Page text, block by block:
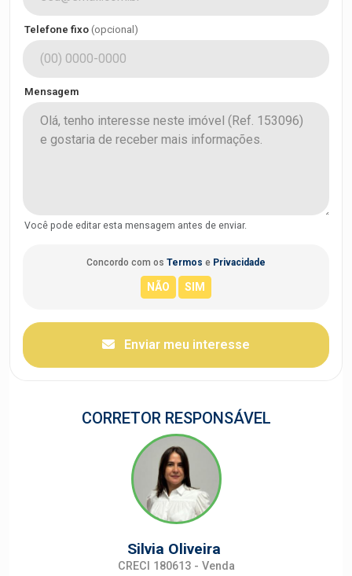
Telefone fixo (opcional)
Mensagem
Você pode editar esta mensagem antes de enviar.
Concordo com os Termos e Privacidade
Enviar meu interesse
CORRETOR RESPONSÁVEL
Silvia Oliveira
CRECI 180613 - Venda